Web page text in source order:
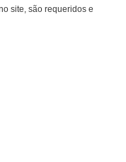
site, são requeridos e